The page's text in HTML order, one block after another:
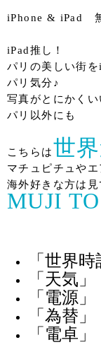
iPhone & iPad
iPad推し！
パリの美しい街
パリ気分♪
写真がとにかくい
パリ以外にも
こちらは世
マチュピチュや
海外好きな方は
MUJI
「世界時
「天気」
「電源」
「為替」
「電卓」